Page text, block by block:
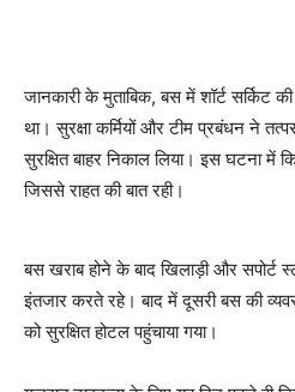
जानकारी के मुताबिक, बस में शॉर्ट
था। सुरक्षा कर्मियों और टीम प्रबंधन ने
सुरक्षित बाहर निकाल लिया। इस घटना में
जिससे राहत की बात रही।
बस खराब होने के बाद खिलाड़ी और
इंतजार करते रहे। बाद में दूसरी बस की
को सुरक्षित होटल पहुंचाया गया।